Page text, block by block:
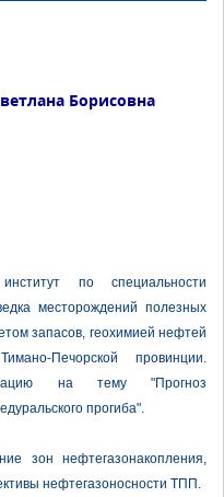
Борисовна
по специальности
месторождений полезных
запасов, геохимией нефтей
Печорской провинции.
на тему "Прогноз
прогиба".
зон нефтегазонакопления,
нефтегазоносности ТПП.